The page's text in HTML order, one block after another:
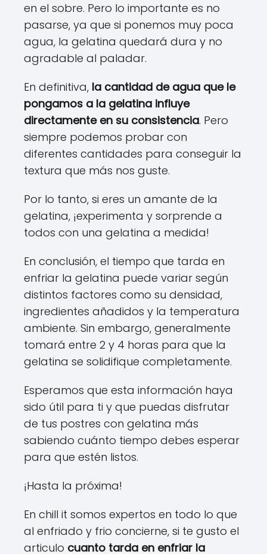
en el sobre. Pero lo importante es no
pasarse, ya que si ponemos muy poca
agua, la gelatina quedará dura y no
agradable al paladar.
En definitiva, la cantidad de agua que le
pongamos a la gelatina influye
directamente en su consistencia. Pero
siempre podemos probar con
diferentes cantidades para conseguir la
textura que más nos guste.
Por lo tanto, si eres un amante de la
gelatina, ¡experimenta y sorprende a
todos con una gelatina a medida!
En conclusión, el tiempo que tarda en
enfriar la gelatina puede variar según
distintos factores como su densidad,
ingredientes añadidos y la temperatura
ambiente. Sin embargo, generalmente
tomará entre 2 y 4 horas para que la
gelatina se solidifique completamente.
Esperamos que esta información haya
sido útil para ti y que puedas disfrutar
de tus postres con gelatina más
sabiendo cuánto tiempo debes esperar
para que estén listos.
¡Hasta la próxima!
En chill it somos expertos en todo lo que
al enfriado y frio concierne, si te gusto el
articulo cuanto tarda en enfriar la